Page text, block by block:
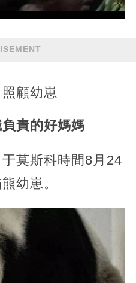
顧幼崽
責的好媽媽
莫斯科時間8月24
幼崽。